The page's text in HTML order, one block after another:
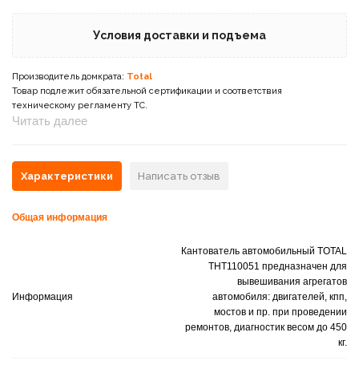
Условия доставки и подъема
Производитель домкрата: Total
Товар подлежит обязательной сертификации и соответствия
техническому регламенту ТС.
Читать далее
Характеристики Написать отзыв
Общая информация
Информация
Кантователь автомобильный TOTAL
THT110051 предназначен для
вывешивания агрегатов
автомобиля: двигателей, кпп,
мостов и пр. при проведении
ремонтов, диагностик весом до 450
кг.